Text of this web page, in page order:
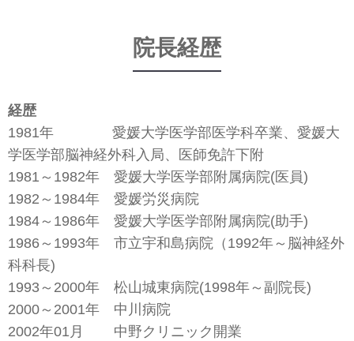
院長経歴
経歴
1981年 愛媛大学医学部医学科卒業、愛媛大
学医学部脳神経外科入局、医師免許下附
1981～1982年 愛媛大学医学部附属病院(医員)
1982～1984年 愛媛労災病院
1984～1986年 愛媛大学医学部附属病院(助手)
1986～1993年 市立宇和島病院（1992年～脳神経外
科科長)
1993～2000年 松山城東病院(1998年～副院長)
2000～2001年 中川病院
2002年01月 中野クリニック開業